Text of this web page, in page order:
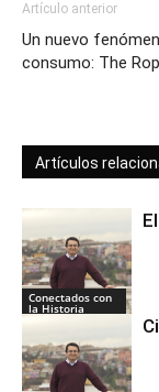
Artículo anterior
Un nuevo
consumo: The
Artículos
Conectados con
la Historia